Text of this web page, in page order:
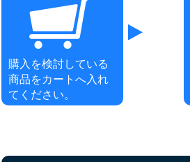
購入を検討している
商品をカートへ入れ
てください。